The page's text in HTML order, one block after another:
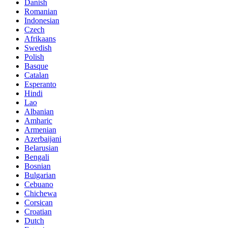
Danish
Romanian
Indonesian
Czech
Afrikaans
Swedish
Polish
Basque
Catalan
Esperanto
Hindi
Lao
Albanian
Amharic
Armenian
Azerbaijani
Belarusian
Bengali
Bosnian
Bulgarian
Cebuano
Chichewa
Corsican
Croatian
Dutch